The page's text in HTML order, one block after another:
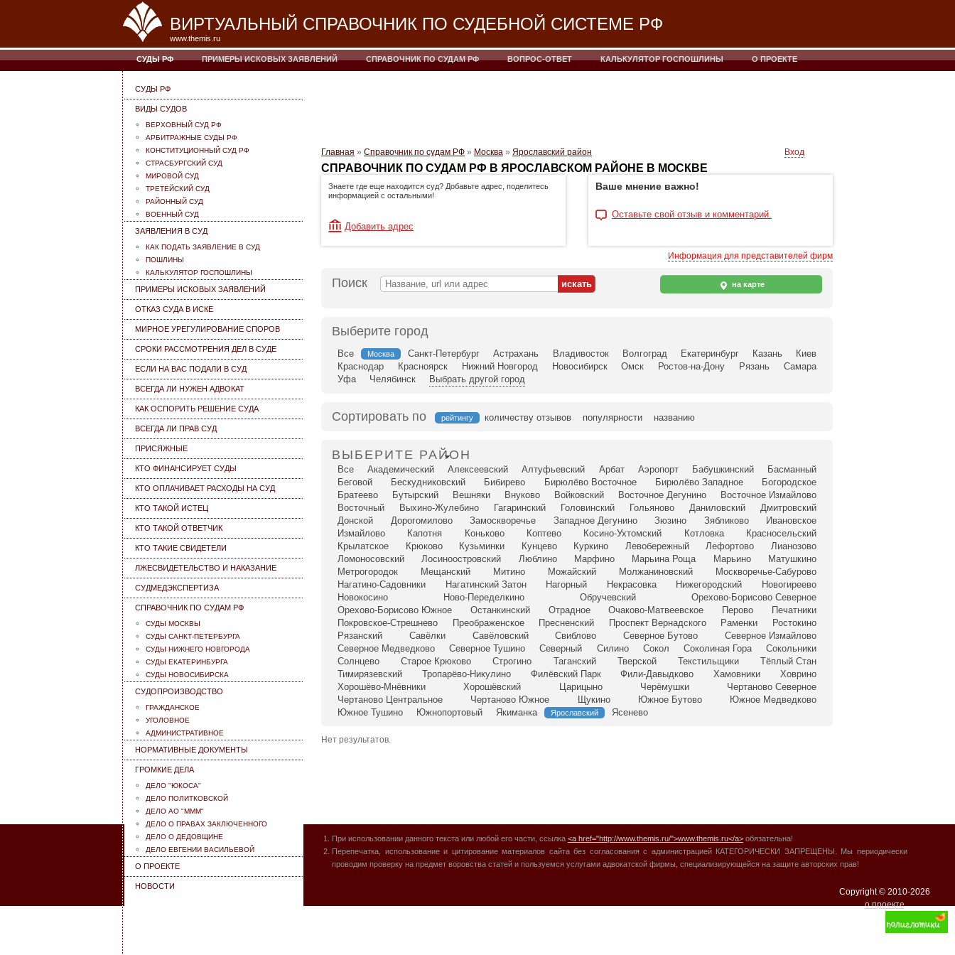
ВИРТУАЛЬНЫЙ СПРАВОЧНИК ПО СУДЕБНОЙ СИСТЕМЕ РФ
www.themis.ru
СУДЫ РФ ПРИМЕРЫ ИСКОВЫХ ЗАЯВЛЕНИЙ СПРАВОЧНИК ПО СУДАМ РФ ВОПРОС-ОТВЕТ КАЛЬКУЛЯТОР ГОСПОШЛИНЫ О ПРОЕКТЕ
СУДЫ РФ
ВИДЫ СУДОВ
ВЕРХОВНЫЙ СУД РФ
АРБИТРАЖНЫЕ СУДЫ РФ
КОНСТИТУЦИОННЫЙ СУД РФ
СТРАСБУРГСКИЙ СУД
МИРОВОЙ СУД
ТРЕТЕЙСКИЙ СУД
РАЙОННЫЙ СУД
ВОЕННЫЙ СУД
ЗАЯВЛЕНИЯ В СУД
КАК ПОДАТЬ ЗАЯВЛЕНИЕ В СУД
ПОШЛИНЫ
КАЛЬКУЛЯТОР ГОСПОШЛИНЫ
ПРИМЕРЫ ИСКОВЫХ ЗАЯВЛЕНИЙ
ОТКАЗ СУДА В ИСКЕ
МИРНОЕ УРЕГУЛИРОВАНИЕ СПОРОВ
СРОКИ РАССМОТРЕНИЯ ДЕЛ В СУДЕ
ЕСЛИ НА ВАС ПОДАЛИ В СУД
ВСЕГДА ЛИ НУЖЕН АДВОКАТ
КАК ОСПОРИТЬ РЕШЕНИЕ СУДА
ВСЕГДА ЛИ ПРАВ СУД
ПРИСЯЖНЫЕ
КТО ФИНАНСИРУЕТ СУДЫ
КТО ОПЛАЧИВАЕТ РАСХОДЫ НА СУД
КТО ТАКОЙ ИСТЕЦ
КТО ТАКОЙ ОТВЕТЧИК
КТО ТАКИЕ СВИДЕТЕЛИ
ЛЖЕСВИДЕТЕЛЬСТВО И НАКАЗАНИЕ
СУДМЕДЭКСПЕРТИЗА
СПРАВОЧНИК ПО СУДАМ РФ
СУДЫ МОСКВЫ
СУДЫ САНКТ-ПЕТЕРБУРГА
СУДЫ НИЖНЕГО НОВГОРОДА
СУДЫ ЕКАТЕРИНБУРГА
СУДЫ НОВОСИБИРСКА
CУДОПРОИЗВОДСТВО
ГРАЖДАНСКОЕ
УГОЛОВНОЕ
АДМИНИСТРАТИВНОЕ
НОРМАТИВНЫЕ ДОКУМЕНТЫ
ГРОМКИЕ ДЕЛА
ДЕЛО "ЮКОСА"
ДЕЛО ПОЛИТКОВСКОЙ
ДЕЛО АО "МММ"
ДЕЛО О ПРАВАХ ЗАКЛЮЧЕННОГО
ДЕЛО О ДЕДОВЩИНЕ
ДЕЛО ЕВГЕНИИ ВАСИЛЬЕВОЙ
О ПРОЕКТЕ
НОВОСТИ
Главная » Справочник по судам РФ » Москва » Ярославский район Вход
СПРАВОЧНИК ПО СУДАМ РФ В ЯРОСЛАВСКОМ РАЙОНЕ В МОСКВЕ
Знаете где еще находится суд? Добавьте адрес, поделитесь
информацией с остальными!
Добавить адрес
Ваше мнение важно!
Оставьте свой отзыв и комментарий.
Информация для представителей фирм
Поиск на карте
Выберите город
Все Москва Санкт-Петербург Астрахань Владивосток Волгоград Екатеринбург Казань
Киев
Краснодар
Красноярск Нижний Новгород Новосибирск Омск Ростов-на-Дону Рязань
Самара
Уфа
Челябинск Выбрать другой город
Сортировать по рейтингу количеству отзывов популярности названию
ВЫБЕРИТЕ РАЙОН
Все Академический Алексеевский Алтуфьевский Арбат Аэропорт Бабушкинский
Басманный
Беговой
Бескудниковский Бибирево Бирюлёво Восточное Бирюлёво Западное
Богородское
Братеево
Бутырский Вешняки Внуково Войковский Восточное Дегунино
Восточное Измайлово
Восточный
Выхино-Жулебино Гагаринский Головинский Гольяново Даниловский
Дмитровский
Донской
Дорогомилово Замоскворечье Западное Дегунино Зюзино Зябликово
Ивановское
Измайлово
Капотня Коньково Коптево Косино-Ухтомский Котловка
Красносельский
Крылатское
Крюково Кузьминки Кунцево Куркино Левобережный Лефортово
Лианозово
Ломоносовский
Лосиноостровский Люблино Марфино Марьина Роща Марьино
Матушкино
Метрогородок
Мещанский Митино Можайский Молжаниновский
Москворечье-Сабурово
Нагатино-Садовники
Нагатинский Затон Нагорный Некрасовка Нижегородский
Новогиреево
Новокосино
Ново-Переделкино Обручевский
Орехово-Борисово Северное
Орехово-Борисово Южное
Останкинский Отрадное Очаково-Матвеевское Перово
Печатники
Покровское-Стрешнево
Преображенское Пресненский Проспект Вернадского Раменки
Ростокино
Рязанский
Савёлки Савёловский Свиблово Северное Бутово
Северное Измайлово
Северное Медведково
Северное Тушино Северный Силино Сокол Соколиная Гора
Сокольники
Солнцево
Старое Крюково Строгино Таганский Тверской Текстильщики
Тёплый Стан
Тимирязевский
Тропарёво-Никулино Филёвский Парк Фили-Давыдково Хамовники
Ховрино
Хорошёво-Мнёвники
Хорошёвский Царицыно Черёмушки
Чертаново Северное
Чертаново Центральное
Чертаново Южное Щукино Южное Бутово
Южное Медведково
Южное Тушино
Южнопортовый Якиманка Ярославский Ясенево
Нет результатов.
При использовании данного текста или любой его части, ссылка <a href="http://www.themis.ru/">www.themis.ru</a> обязательна!
Перепечатка, использование и цитирование материалов сайта без согласования с администрацией КАТЕГОРИЧЕСКИ ЗАПРЕЩЕНЫ. Мы периодически
проводим проверку на предмет воровства статей и пользуемся услугами адвокатской фирмы, специализирующейся на защите авторских прав!
Copyright © 2010-2026
о проекте